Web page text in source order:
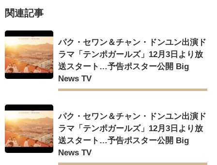
か」出演で話題 Big News TV
Powered by livedoor 相互RSS
関連記事
パク・セワン＆チャン・ドンユン出演ド
ラマ「テンポガールズ」12月3日より放
送スタート…予告ポスター公開 Big
News TV
パク・セワン＆チャン・ドンユン出演ド
ラマ「テンポガールズ」12月3日より放
送スタート…予告ポスター公開 Big
News TV